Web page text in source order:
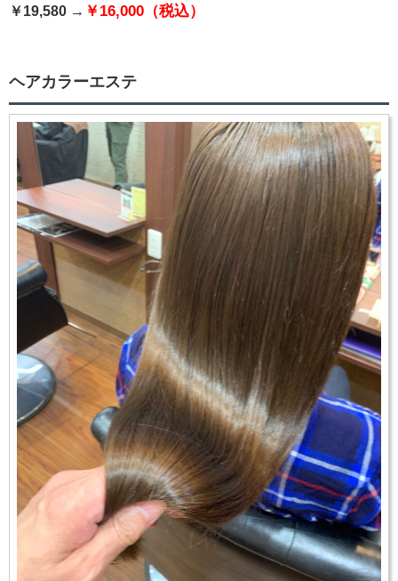
￥19,580 → ￥16,000（税込）
ヘアカラーエステ